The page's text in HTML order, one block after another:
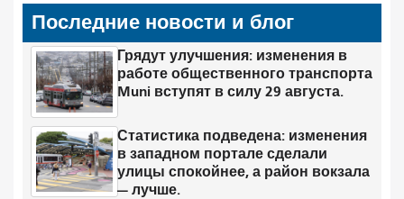
Последние новости и блог
Грядут улучшения: изменения в
работе общественного транспорта
Muni вступят в силу 29 августа.
Статистика подведена: изменения
в западном портале сделали
улицы спокойнее, а район вокзала
— лучше.